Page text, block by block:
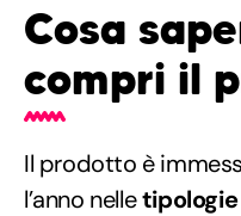
Cosa
compri il
Il prodotto è
l’anno nelle